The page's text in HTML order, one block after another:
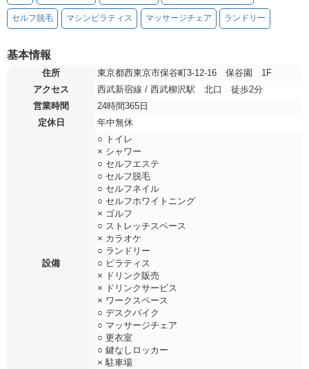
セルフ脱毛 マシンピラティス マッサージチェア ランドリー
基本情報
住所
東京都西東京市保谷町3-12-16 保谷園 1F
アクセス
西武新宿線 / 西武柳沢駅 北口 徒歩2分
営業時間
24時間365日
定休日
年中無休
設備
○ トイレ
× シャワー
○ セルフエステ
○ セルフ脱毛
○ セルフネイル
○ セルフホワイトニング
× ゴルフ
○ ストレッチスペース
× カラオケ
○ ランドリー
○ ピラティス
× ドリンク販売
× ドリンクサービス
× ワークスペース
○ デスクバイク
○ マッサージチェア
○ 更衣室
○ 鍵なしロッカー
× 駐車場